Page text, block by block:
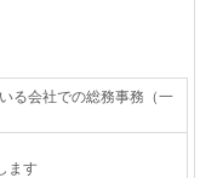
る会社での総務事務（一
ます